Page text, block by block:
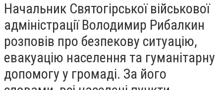
Начальник Святогірської військової
адміністрації Володимир Рибалкин
розповів про безпекову ситуацію,
евакуацію населення та гуманітарну
допомогу у громаді. За його